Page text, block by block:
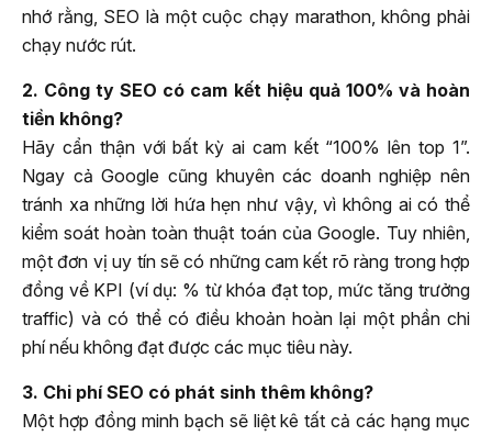
nhớ rằng, SEO là một cuộc chạy marathon, không phải
chạy nước rút.
2. Công ty SEO có cam kết hiệu quả 100% và hoàn
tiền không?
Hãy cẩn thận với bất kỳ ai cam kết “100% lên top 1”.
Ngay cả Google cũng khuyên các doanh nghiệp nên
tránh xa những lời hứa hẹn như vậy, vì không ai có thể
kiểm soát hoàn toàn thuật toán của Google. Tuy nhiên,
một đơn vị uy tín sẽ có những cam kết rõ ràng trong hợp
đồng về KPI (ví dụ: % từ khóa đạt top, mức tăng trưởng
traffic) và có thể có điều khoản hoàn lại một phần chi
phí nếu không đạt được các mục tiêu này.
3. Chi phí SEO có phát sinh thêm không?
Một hợp đồng minh bạch sẽ liệt kê tất cả các hạng mục